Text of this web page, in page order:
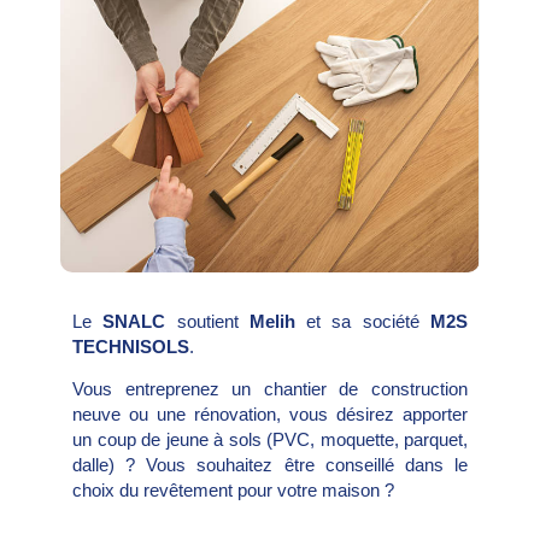
LeSNALC soutient Melihet sa société M2S
TECHNISOLS.
Vous entreprenez un chantier de construction
neuve ou une rénovation, vous désirez apporter
un coup de jeune à sols (PVC, moquette, parquet,
dalle) ? Vous souhaitez être conseillé dans le
choix du revêtement pour votre maison ?